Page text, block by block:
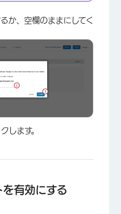
か、空欄のままにしてく
します。
有効にする